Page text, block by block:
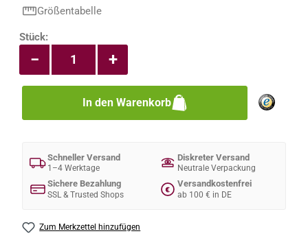
Größentabelle
Produkt Anzahl: Gib den gewünschten
Stück:
+
−
In den Warenkorb
Schneller Versand
1–4 Werktage
Diskreter Versand
Neutrale Verpackung
Sichere Bezahlung
SSL & Trusted Shops
€
Versandkostenfrei
ab 100 € in DE
Zum Merkzettel hinzufügen